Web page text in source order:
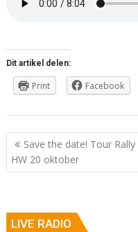
Dit artikel delen:
Print Facebook
Berichtnavigatie
Save the date! Tour Rally
HW 20 oktober
LIVE RADIO